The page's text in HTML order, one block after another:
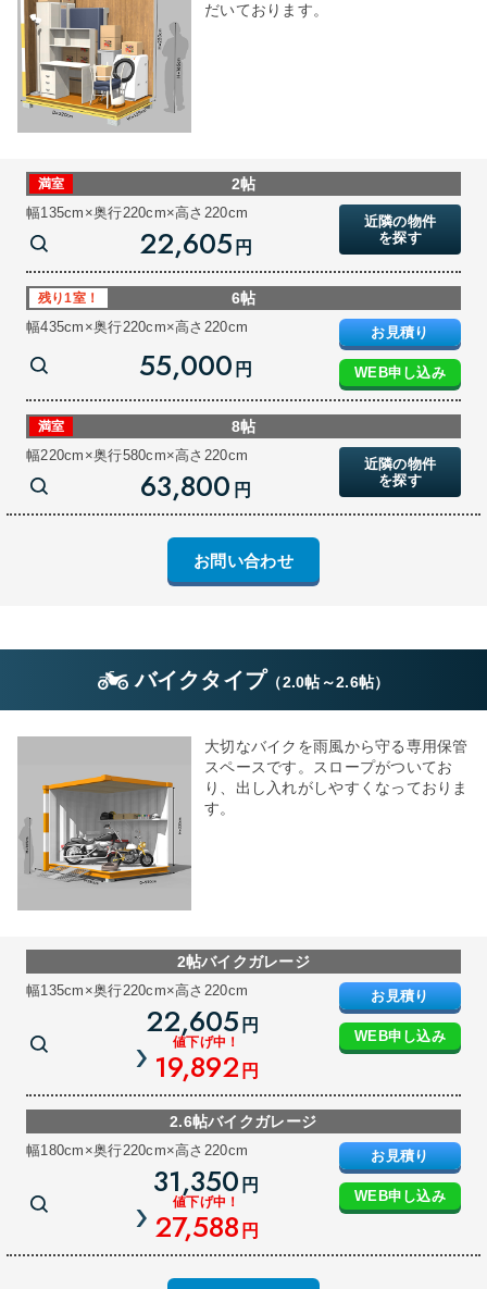
だいております。
2帖
幅135cm×奥行220cm×高さ220cm
満室
22,605 円
近隣の物件
を探す
6帖
幅435cm×奥行220cm×高さ220cm
55,000 円
残り1室！
お見積り
WEB申し込み
8帖
幅220cm×奥行580cm×高さ220cm
満室
63,800 円
近隣の物件
を探す
お問い合わせ
バイクタイプ （2.0帖～2.6帖）
大切なバイクを雨風から守る専用保管
スペースです。スロープがついてお
り、出し入れがしやすくなっておりま
す。
2帖バイクガレージ
幅135cm×奥行220cm×高さ220cm
22,605 円
値下げ中！
19,892 円
お見積り
WEB申し込み
2.6帖バイクガレージ
幅180cm×奥行220cm×高さ220cm
31,350 円
値下げ中！
27,588 円
お見積り
WEB申し込み